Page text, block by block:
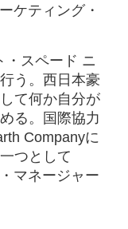
ケティング・
・スペード ニ
う。西日本豪
て何か自分が
る。国際協力
Companyに
つとして
マネージャー